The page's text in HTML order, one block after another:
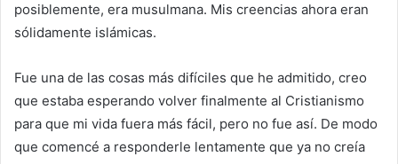
posiblemente, era musulmana. Mis creencias ahora eran
sólidamente islámicas.
Fue una de las cosas más difíciles que he admitido, creo
que estaba esperando volver finalmente al Cristianismo
para que mi vida fuera más fácil, pero no fue así. De modo
que comencé a responderle lentamente que ya no creía